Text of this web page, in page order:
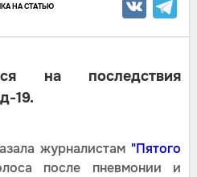
НА СТАТЬЮ
на последствия
19.
журналистам "Пятого
после пневмонии и